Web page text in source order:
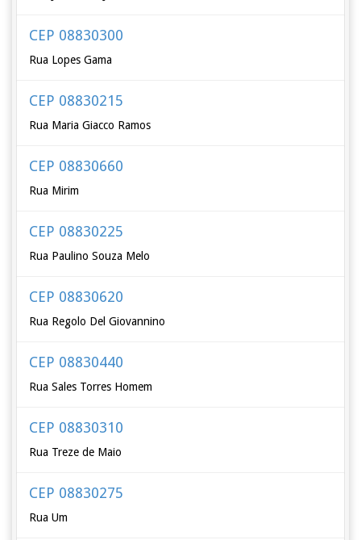
CEP 08830300
Rua Lopes Gama
CEP 08830215
Rua Maria Giacco Ramos
CEP 08830660
Rua Mirim
CEP 08830225
Rua Paulino Souza Melo
CEP 08830620
Rua Regolo Del Giovannino
CEP 08830440
Rua Sales Torres Homem
CEP 08830310
Rua Treze de Maio
CEP 08830275
Rua Um